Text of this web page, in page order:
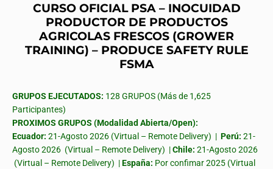
CURSO OFICIAL PSA – INOCUIDAD
PRODUCTOR DE PRODUCTOS
AGRICOLAS FRESCOS (GROWER
TRAINING) – PRODUCE SAFETY RULE
FSMA
GRUPOS EJECUTADOS: 128 GRUPOS (Más de 1,625
Participantes)
PROXIMOS GRUPOS (Modalidad Abierta/Open):
Ecuador: 21-Agosto 2026 (Virtual – Remote Delivery) | Perú: 21-
Agosto 2026 (Virtual – Remote Delivery) |Chile: 21-Agosto 2026
(Virtual – Remote Delivery) |España: Por confimar 2025 (Virtual